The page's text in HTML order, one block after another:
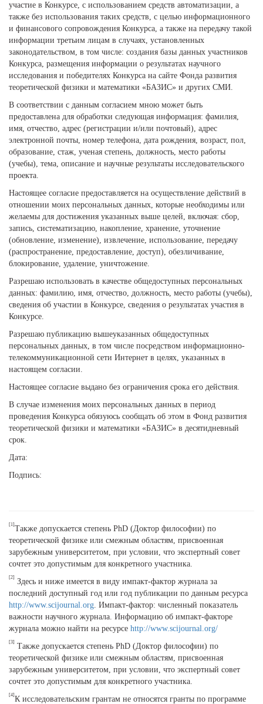
участие в Конкурсе, с использованием средств автоматизации, а
также без использования таких средств, с целью информационного
и финансового сопровождения Конкурса, а также на передачу такой
информации третьим лицам в случаях, установленных
законодательством, в том числе: создания базы данных участников
Конкурса, размещения информации о результатах научного
исследования и победителях Конкурса на сайте Фонда развития
теоретической физики и математики «БАЗИС» и других СМИ.
В соответствии с данным согласием мною может быть
предоставлена для обработки следующая информация: фамилия,
имя, отчество, адрес (регистрации и/или почтовый), адрес
электронной почты, номер телефона, дата рождения, возраст, пол,
образование, стаж, ученая степень, должность, место работы
(учебы), тема, описание и научные результаты исследовательского
проекта.
Настоящее согласие предоставляется на осуществление действий в
отношении моих персональных данных, которые необходимы или
желаемы для достижения указанных выше целей, включая: сбор,
запись, систематизацию, накопление, хранение, уточнение
(обновление, изменение), извлечение, использование, передачу
(распространение, предоставление, доступ), обезличивание,
блокирование, удаление, уничтожение.
Разрешаю использовать в качестве общедоступных персональных
данных: фамилию, имя, отчество, должность, место работы (учебы),
сведения об участии в Конкурсе, сведения о результатах участия в
Конкурсе.
Разрешаю публикацию вышеуказанных общедоступных
персональных данных, в том числе посредством информационно-
телекоммуникационной сети Интернет в целях, указанных в
настоящем согласии.
Настоящее согласие выдано без ограничения срока его действия.
В случае изменения моих персональных данных в период
проведения Конкурса обязуюсь сообщать об этом в Фонд развития
теоретической физики и математики «БАЗИС» в десятидневный
срок.
Дата:
Подпись:
[1]Также допускается степень PhD (Доктор философии) по
теоретической физике или смежным областям, присвоенная
зарубежным университетом, при условии, что экспертный совет
сочтет это допустимым для конкретного участника.
[2] Здесь и ниже имеется в виду импакт-фактор журнала за
последний доступный год или год публикации по данным ресурса
http://www.scijournal.org. Импакт-фактор: численный показатель
важности научного журнала. Информацию об импакт-факторе
журнала можно найти на ресурсе http://www.scijournal.org/
[3] Также допускается степень PhD (Доктор философии) по
теоретической физике или смежным областям, присвоенная
зарубежным университетом, при условии, что экспертный совет
сочтет это допустимым для конкретного участника.
[4]К исследовательским грантам не относятся гранты по программе